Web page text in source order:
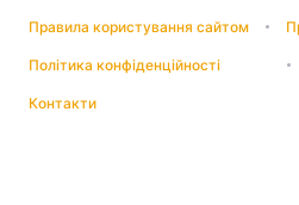
Правила користування сайтом
Політика конфіденційності
Контакти